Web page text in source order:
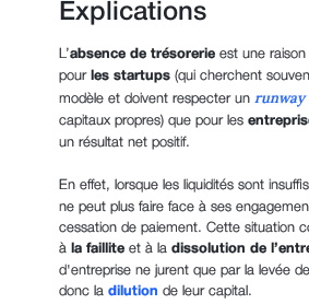
Explications
L’absence de trésorerie est une raison
pourles startups (qui cherchent
modèle et doivent respecter un runway
capitaux propres) que pour les
un résultat net positif.
En effet, lorsque les liquidités sont
ne peut plus faire face à ses
cessation de paiement. Cette situation
à la faillite et à la dissolution de
d'entreprise ne jurent que par la levée
donc la dilution de leur capital.